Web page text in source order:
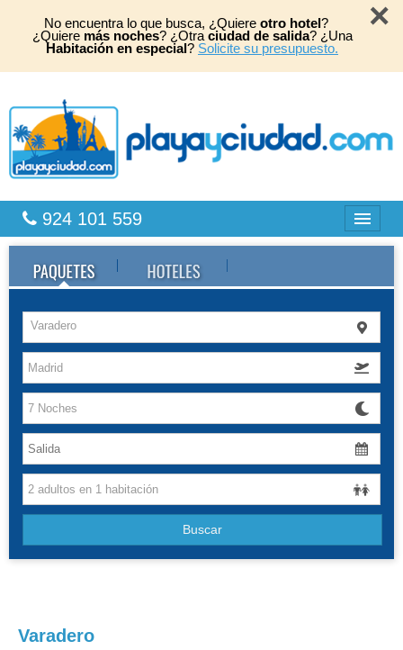
×
No encuentra lo que busca, ¿Quiere otro hotel?
¿Quiere más noches? ¿Otra ciudad de salida? ¿Una
Habitación en especial? Solicite su presupuesto.
924 101 559
Bahia Principe
Caribe
Playas África
TOP 2026
Canarias
Baleares
Grandes Viajes
Hoteles
Varadero
Buscar
Varadero